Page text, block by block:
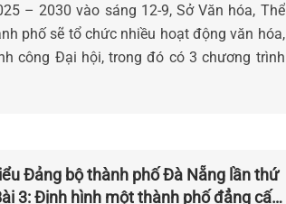
– 2030 vào sáng 12-9, Sở Văn hóa, Thể
phố sẽ tổ chức nhiều hoạt động văn hóa,
công Đại hội, trong đó có 3 chương trình
Đảng bộ thành phố Đà Nẵng lần thứ
3: Định hình một thành phố đẳng cấp